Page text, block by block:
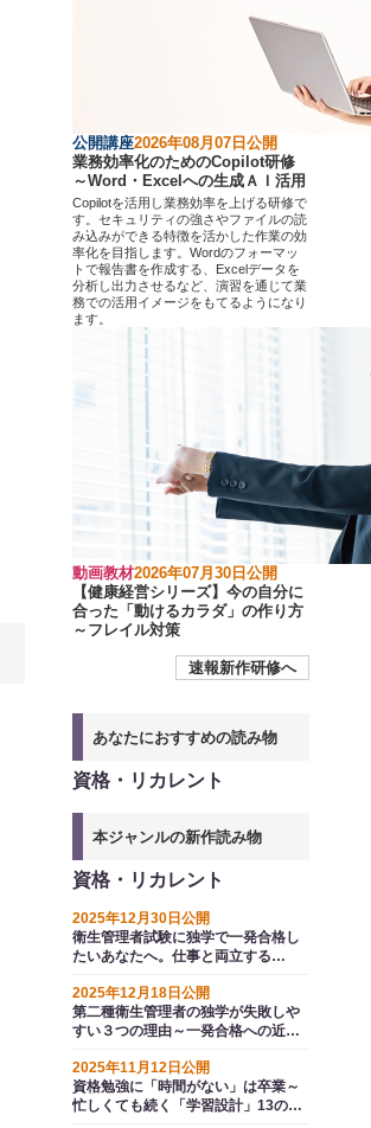
公開講座2026年08月07日公開
業務効率化のためのCopilot研修
～Word・Excelへの生成ＡＩ活用
Copilotを活用し業務効率を上げる研修で
す。セキュリティの強さやファイルの読
み込みができる特徴を活かした作業の効
率化を目指します。Wordのフォーマッ
トで報告書を作成する、Excelデータを
分析し出力させるなど、演習を通じて業
務での活用イメージをもてるようになり
ます。
動画教材2026年07月30日公開
【健康経営シリーズ】今の自分に
合った「動けるカラダ」の作り方
～フレイル対策
速報新作研修へ
あなたにおすすめの読み物
資格・リカレント
本ジャンルの新作読み物
資格・リカレント
2025年12月30日公開
衛生管理者試験に独学で一発合格し
たいあなたへ。仕事と両立する
のコツ
2025年12月18日公開
第二種衛生管理者の独学が失敗しや
すい３つの理由～一発合格への近道
2025年11月12日公開
資格勉強に「時間がない」は卒業～
忙しくても続く「学習設計」13のコ